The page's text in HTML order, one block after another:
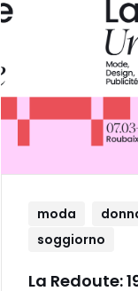
moda
soggiorno
La Redoute: